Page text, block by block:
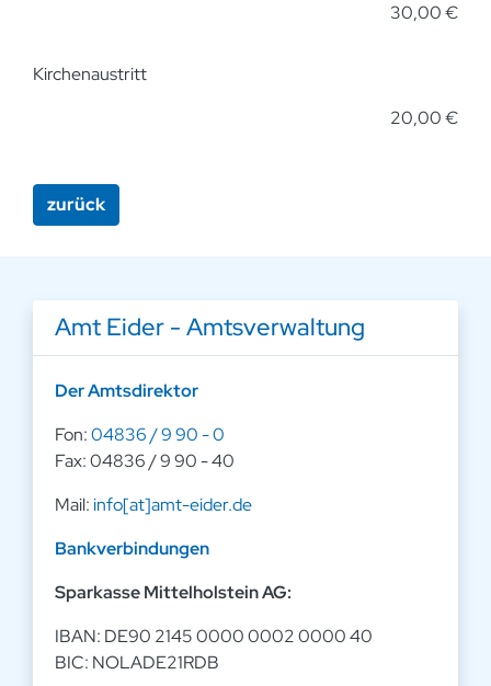
30,00 €
Kirchenaustritt
20,00 €
zurück
Amt Eider - Amtsverwaltung
Der Amtsdirektor
Fon:04836 / 9 90 - 0
Fax: 04836 / 9 90 - 40
Mail:info[at]amt-eider.de
Bankverbindungen
Sparkasse Mittelholstein AG:
IBAN: DE90 2145 0000 0002 0000 40
BIC: NOLADE21RDB